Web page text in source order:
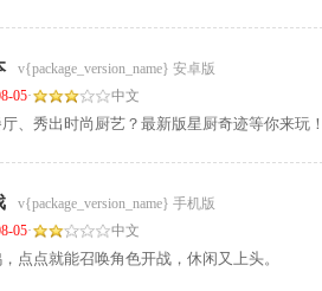
v{package_version_name} 安卓版
05· 中文
、秀出时尚厨艺？最新版星厨奇迹等你来玩！
v{package_version_name} 手机版
05· 中文
点点就能召唤角色开战，休闲又上头。